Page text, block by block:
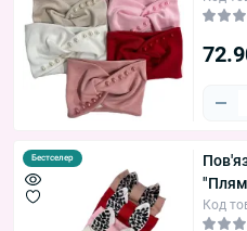
Бестселер
Код